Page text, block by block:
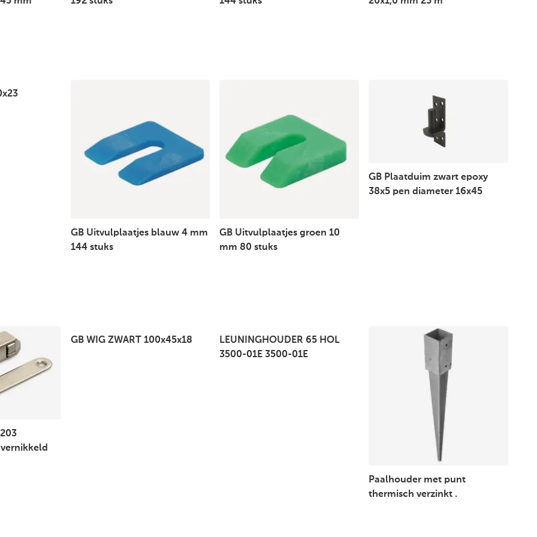
GB Uitvulplaatjes blauw 4 mm
144 stuks
GB Uitvulplaatjes groen 10
mm 80 stuks
GB Plaatduim zwart epoxy
38x5 pen diameter 16x45
GB WIG ZWART 100x45x18
LEUNINGHOUDER 65 HOL
3500-01E 3500-01E
Paalhouder met punt
thermisch verzinkt .